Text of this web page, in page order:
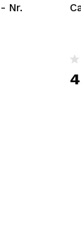
Nr.